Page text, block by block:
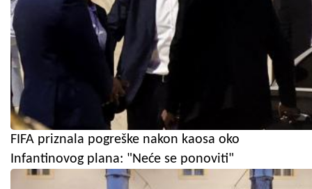
FIFA priznala pogreške nakon kaosa oko
Infantinovog plana: "Neće se ponoviti"